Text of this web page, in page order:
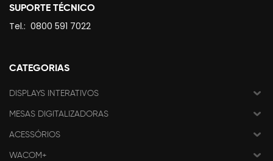
SUPORTE TÉCNICO
Tel.: 0800 591 7022
CATEGORIAS
DISPLAYS INTERATIVOS
MESAS DIGITALIZADORAS
ACESSÓRIOS
WACOM+